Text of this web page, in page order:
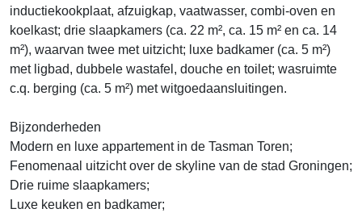
inductiekookplaat, afzuigkap, vaatwasser, combi-oven en
koelkast; drie slaapkamers (ca. 22 m², ca. 15 m² en ca. 14
m²), waarvan twee met uitzicht; luxe badkamer (ca. 5 m²)
met ligbad, dubbele wastafel, douche en toilet; wasruimte
c.q. berging (ca. 5 m²) met witgoedaansluitingen.
Bijzonderheden
Modern en luxe appartement in de Tasman Toren;
Fenomenaal uitzicht over de skyline van de stad Groningen;
Drie ruime slaapkamers;
Luxe keuken en badkamer;